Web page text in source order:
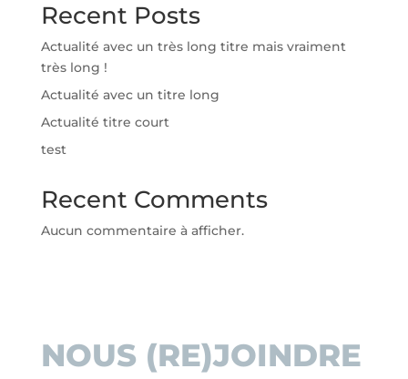
Recent Posts
Actualité avec un très long titre mais vraiment
très long !
Actualité avec un titre long
Actualité titre court
test
Recent Comments
Aucun commentaire à afficher.
NOUS (RE)JOINDRE